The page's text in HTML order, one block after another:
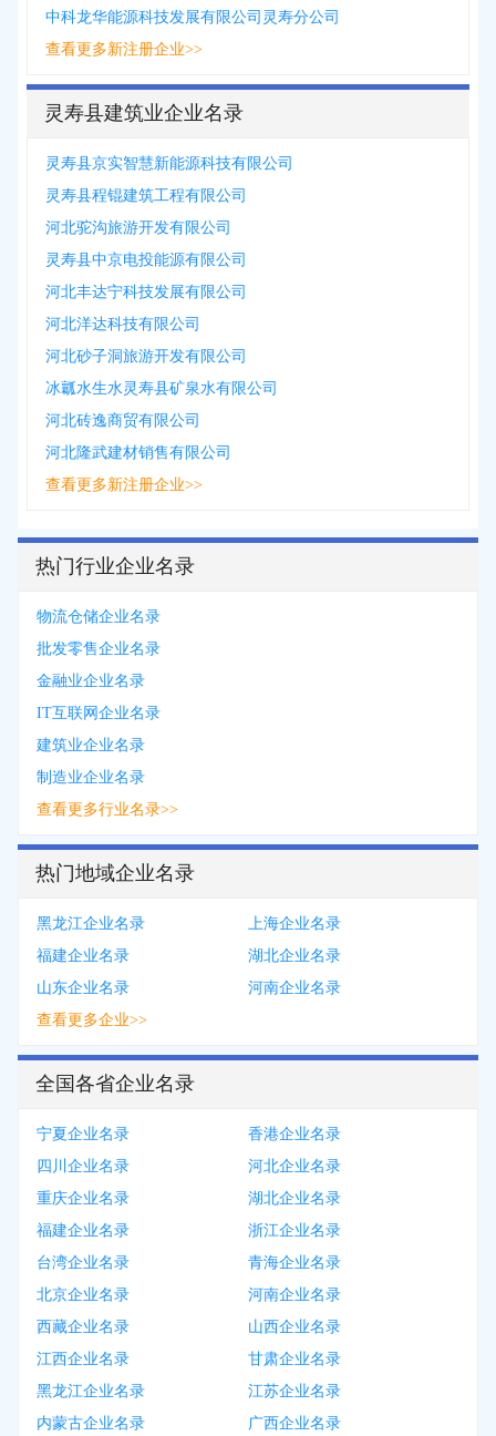
中科龙华能源科技发展有限公司灵寿分公司
查看更多新注册企业>>
灵寿县建筑业企业名录
灵寿县京实智慧新能源科技有限公司
灵寿县程锟建筑工程有限公司
河北驼沟旅游开发有限公司
灵寿县中京电投能源有限公司
河北丰达宁科技发展有限公司
河北洋达科技有限公司
河北砂子洞旅游开发有限公司
冰瓤水生水灵寿县矿泉水有限公司
河北砖逸商贸有限公司
河北隆武建材销售有限公司
查看更多新注册企业>>
热门行业企业名录
物流仓储企业名录
批发零售企业名录
金融业企业名录
IT互联网企业名录
建筑业企业名录
制造业企业名录
查看更多行业名录>>
热门地域企业名录
黑龙江企业名录
上海企业名录
福建企业名录
湖北企业名录
山东企业名录
河南企业名录
查看更多企业>>
全国各省企业名录
宁夏企业名录
香港企业名录
四川企业名录
河北企业名录
重庆企业名录
湖北企业名录
福建企业名录
浙江企业名录
台湾企业名录
青海企业名录
北京企业名录
河南企业名录
西藏企业名录
山西企业名录
江西企业名录
甘肃企业名录
黑龙江企业名录
江苏企业名录
内蒙古企业名录
广西企业名录